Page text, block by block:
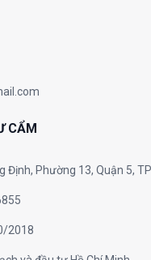
CẨM
Định, Phường 13, Quận 5,
2018